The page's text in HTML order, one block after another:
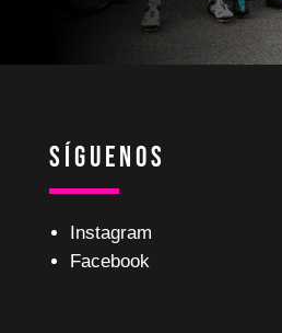
Síguenos
Instagram
Facebook